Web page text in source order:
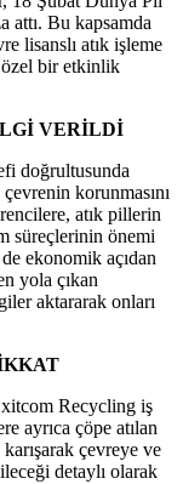
attı. Bu kapsamda
lisanslı atık işleme
bir etkinlik
VERİLDİ
doğrultusunda
korunmasını
atık pillerin
süreçlerinin önemi
ekonomik açıdan
yola çıkan
aktararak onları
Recycling iş
ayrıca çöpe atılan
çevreye ve
detaylı olarak